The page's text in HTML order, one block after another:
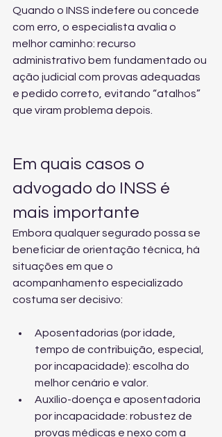
Quando o INSS indefere ou concede
com erro, o especialista avalia o
melhor caminho: recurso
administrativo bem fundamentado ou
ação judicial com provas adequadas
e pedido correto, evitando “atalhos”
que viram problema depois.
Em quais casos o
advogado do INSS é
mais importante
Embora qualquer segurado possa se
beneficiar de orientação técnica, há
situações em que o
acompanhamento especializado
costuma ser decisivo:
Aposentadorias (por idade,
tempo de contribuição, especial,
por incapacidade): escolha do
melhor cenário e valor.
Auxílio-doença e aposentadoria
por incapacidade: robustez de
provas médicas e nexo com a